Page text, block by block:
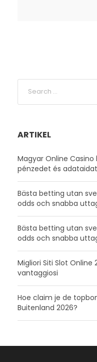
ARTIKEL
Magyar Online
pénzedet és adataidat
Bästa betting utan
odds och snabba
Bästa betting utan
odds och snabba
Migliori Siti Slot Online
vantaggiosi
Hoe claim je de
Buitenland 2026?